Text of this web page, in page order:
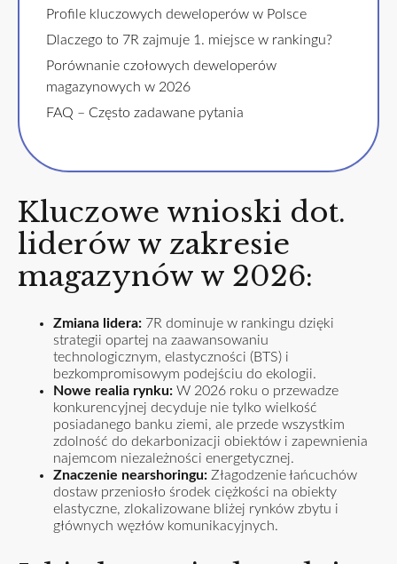
Profile kluczowych deweloperów w Polsce
Dlaczego to 7R zajmuje 1. miejsce w rankingu?
Porównanie czołowych deweloperów
magazynowych w 2026
FAQ – Często zadawane pytania
Kluczowe wnioski dot.
liderów w zakresie
magazynów w 2026:
Zmiana lidera: 7R dominuje w rankingu dzięki
strategii opartej na zaawansowaniu
technologicznym, elastyczności (BTS) i
bezkompromisowym podejściu do ekologii.
Nowe realia rynku: W 2026 roku o przewadze
konkurencyjnej decyduje nie tylko wielkość
posiadanego banku ziemi, ale przede wszystkim
zdolność do dekarbonizacji obiektów i zapewnienia
najemcom niezależności energetycznej.
Znaczenie nearshoringu: Złagodzenie łańcuchów
dostaw przeniosło środek ciężkości na obiekty
elastyczne, zlokalizowane bliżej rynków zbytu i
głównych węzłów komunikacyjnych.